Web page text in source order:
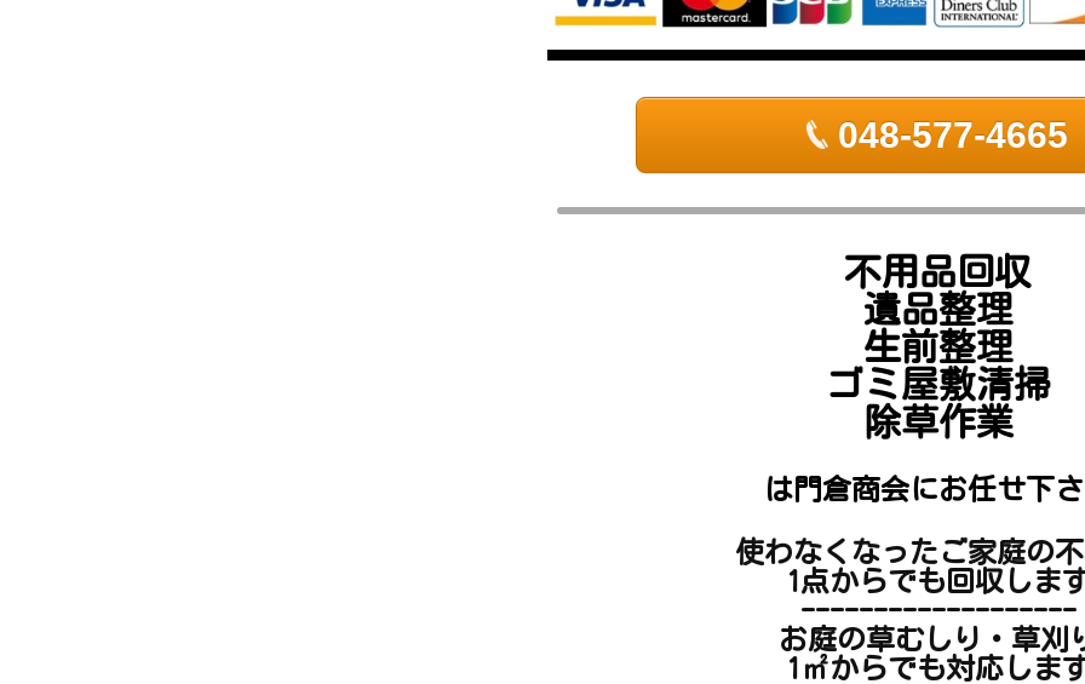
048-577-4665
不用品回収
遺品整理
生前整理
ゴミ屋敷清掃
除草作業
は門倉商会にお任せ下
使わなくなったご家庭の
1点からでも回収しま
-------------------
お庭の草むしり・草刈
1㎡からでも対応しま